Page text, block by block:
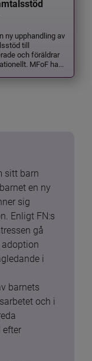
ny upphandling av
till
och föräldrar
MFoF ha...
sitt barn
en ny
sig
Enligt FN:s
gå
i
barnets
och i
efter